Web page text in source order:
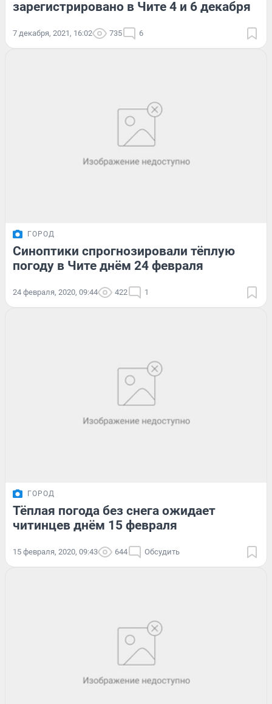
зарегистрировано в Чите 4 и 6 декабря
7 декабря, 2021, 16:02 735 6
ГОРОД
Синоптики спрогнозировали тёплую
погоду в Чите днём 24 февраля
24 февраля, 2020, 09:44 422 1
ГОРОД
Тёплая погода без снега ожидает
читинцев днём 15 февраля
15 февраля, 2020, 09:43 644 Обсудить